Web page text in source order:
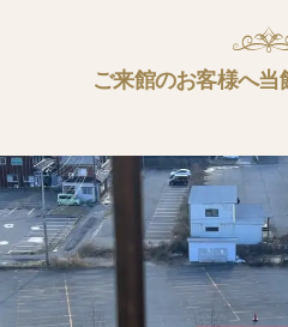
ご来館のお客様へ